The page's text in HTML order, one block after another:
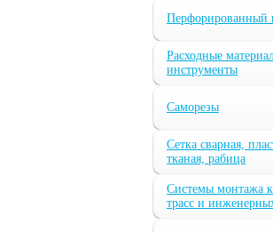
Перфорированный
Расходные
инструменты
Саморезы
Сетка сварная,
тканая, рабица
Системы монтажа
трасс и